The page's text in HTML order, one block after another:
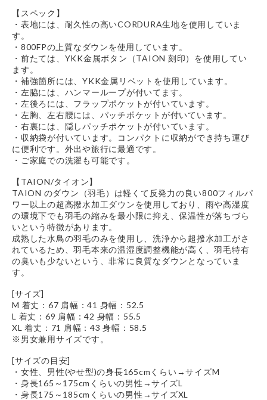
【スペック】
・表地には、耐久性の高いCORDURA生地を使用していま
す。
・800FPの上質なダウンを使用しています。
・前たては、YKK金属ボタン（TAION 刻印）を使用してい
ます。
・補強箇所には、YKK金属リベットを使用しています。
・左脇には、ハンマーループが付いてます。
・左後ろには、フラップポケットが付いています。
・左胸、左右腰には、パッチポケットが付いています。
・右裏には、隠しパッチポケットが付いています。
・収納袋が付いています。コンパクトに収納ができ持ち運び
に便利です。外出や旅行に最適です。
・ご家庭での洗濯も可能です。
【TAION/タイオン】
TAION のダウン（羽毛）は軽くて反発力の良い800フィルパ
ワー以上の超高撥水加工ダウンを使用しており、雨や高湿度
の環境下でも羽毛の縮みを最小限に抑え、保温性が落ちづら
いという特徴があります。
成熟した水鳥の羽毛のみを使用し、洗浄から超撥水加工がさ
れているため、羽毛本来の温湿度調整機能が高く、羽毛特有
の臭いも少ないという、非常に良質なダウンとなっていま
す。
[サイズ]
M 着丈：67 肩幅：41 身幅：52.5
L 着丈：69 肩幅：42 身幅：55.5
XL 着丈：71 肩幅：43 身幅：58.5
※男女兼用サイズです。
[サイズの目安]
・女性、男性(やせ型)の身長165cmくらい→サイズM
・身長165～175cmくらいの男性→サイズL
・身長175～185cmくらいの男性→サイズXL